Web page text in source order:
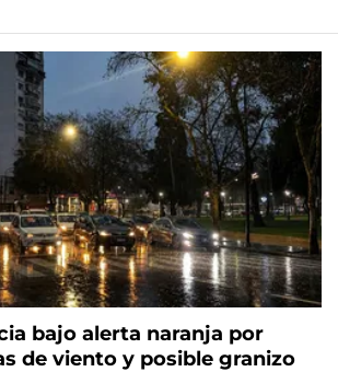
bajo alerta naranja por
de viento y posible granizo